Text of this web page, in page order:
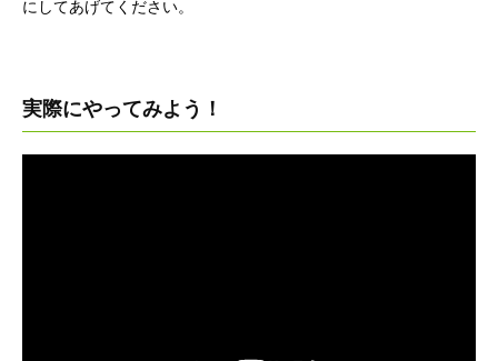
にしてあげてください。
実際にやってみよう！